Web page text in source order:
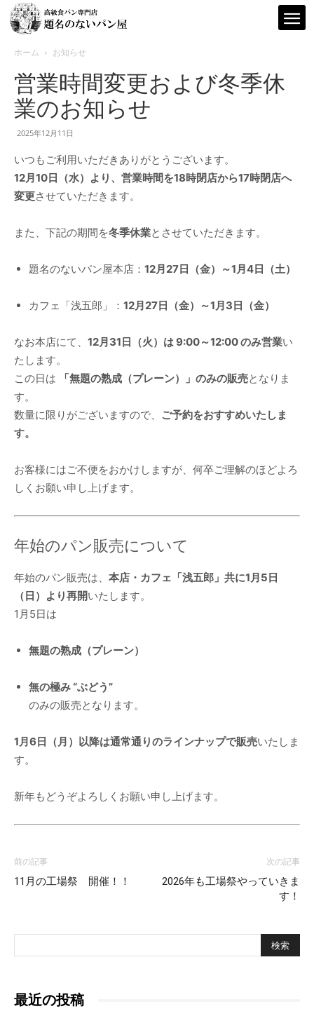
ホーム お知らせ
営業時間変更および冬季休
業のお知らせ
2025年12月11日
いつもご利用いただきありがとうございます。
12月10日（水）より、営業時間を18時閉店から17時閉店へ
変更させていただきます。
また、下記の期間を冬季休業とさせていただきます。
題名のないパン屋本店： 12月27日（金）～1月4日（土）
カフェ「浅五郎」： 12月27日（金）～1月3日（金）
なお本店にて、 12月31日（火）は 9:00～12:00 のみ営業い
たします。
この日は
「無題の熟成（プレーン）」のみの販売となりま
す。
数量に限りがございますので、 ご予約をおすすめいたしま
す。
お客様にはご不便をおかけしますが、何卒ご理解のほどよろ
しくお願い申し上げます。
年始のパン販売について
年始のパン販売は、 本店・カフェ「浅五郎」共に1月5日
（日）より再開いたします。
1月5日は
無題の熟成（プレーン）
無の極み “ぶどう”
のみの販売となります。
1月6日（月）以降は通常通りのラインナップで販売いたしま
す。
新年もどうぞよろしくお願い申し上げます。
前の記事
11月の工場祭 開催！！
次の記事
2026年も工場祭やっていきま
す！
最近の投稿